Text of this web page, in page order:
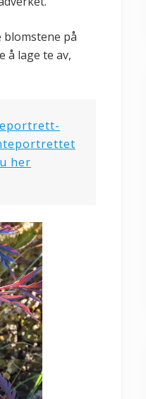
blomstene på
å lage te av,
her